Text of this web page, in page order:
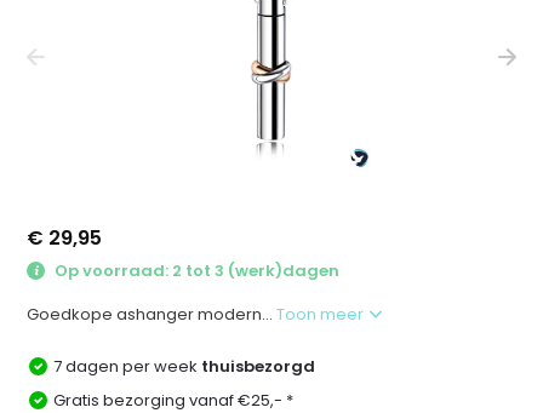
€ 29,95
Op voorraad: 2 tot 3 (werk)dagen
Goedkope ashanger modern...Toon meer
7 dagen per week thuisbezorgd
Gratis bezorging vanaf €25,- *